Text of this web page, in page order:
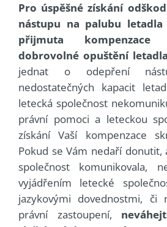
Pro úspěšné získání
nástupu na palubu
přijmuta
dobrovolné opuštění
jednat o odepření
nedostatečných kapacit
letecká společnost
právní pomoci a leteckou
získání Vaší kompenzace
Pokud se Vám nedaří donutit,
společnost komunikovala,
vyjádřením letecké
jazykovými dovednostmi, či
právní zastoupení,